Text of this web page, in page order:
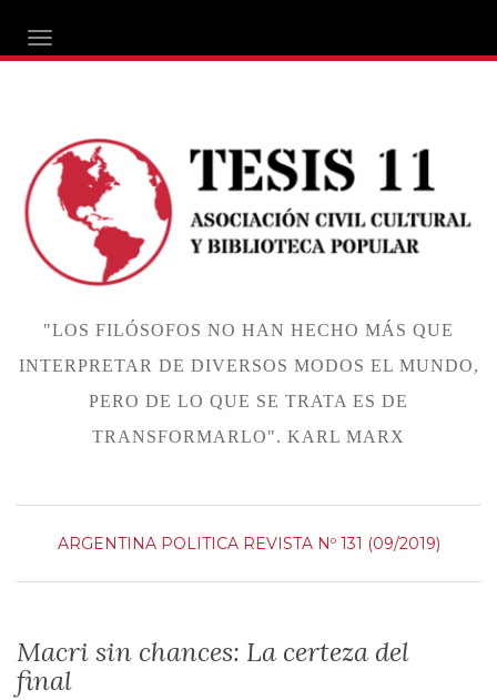
ALTERNAR NAVEGACIÓN
"LOS FILÓSOFOS NO HAN HECHO MÁS QUE
INTERPRETAR DE DIVERSOS MODOS EL MUNDO,
PERO DE LO QUE SE TRATA ES DE
TRANSFORMARLO". KARL MARX
ARGENTINA POLITICA REVISTA Nº 131 (09/2019)
Macri sin chances: La certeza del
final